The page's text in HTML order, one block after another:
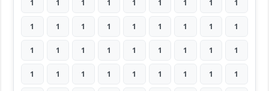
1 1 1 1 1 1 1 1 1
1 1 1 1 1 1 1 1 1
1 1 1 1 1 1 1 1 1
1 1 1 1 1 1 1 1 1